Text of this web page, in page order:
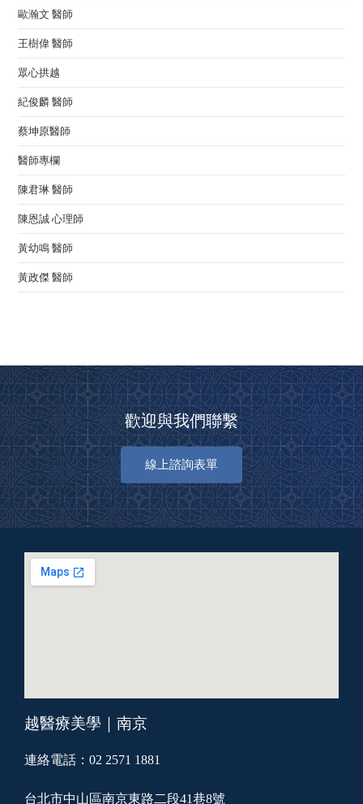
歐瀚文 醫師
王樹偉 醫師
眾心拱越
紀俊麟 醫師
蔡坤原醫師
醫師專欄
陳君琳 醫師
陳恩誠 心理師
黃幼鳴 醫師
黃政傑 醫師
歡迎與我們聯繫
線上諮詢表單
越醫療美學｜南京
連絡電話：02 2571 1881
台北市中山區南京東路二段41巷8號